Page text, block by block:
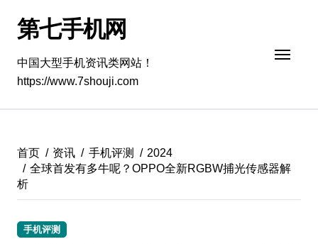
第七手机网
中国大型手机资讯类网站！
https://www.7shouji.com
首页 资讯 手机评测
2024
全球首发有多牛呢？OPPO全新RGBW捕光传感器解
析
手机评测